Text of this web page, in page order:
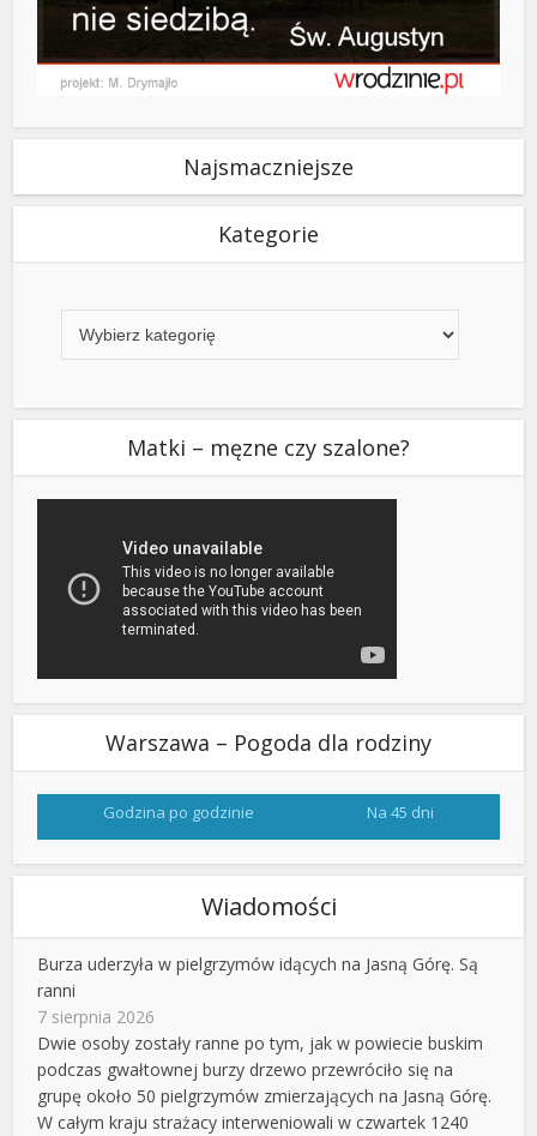
Najsmaczniejsze
Kategorie
Matki – męzne czy szalone?
Warszawa – Pogoda dla rodziny
Godzina po godzinie Na 45 dni
Wiadomości
Burza uderzyła w pielgrzymów idących na Jasną Górę. Są
ranni
7 sierpnia 2026
Dwie osoby zostały ranne po tym, jak w powiecie buskim
podczas gwałtownej burzy drzewo przewróciło się na
grupę około 50 pielgrzymów zmierzających na Jasną Górę.
W całym kraju strażacy interweniowali w czwartek 1240